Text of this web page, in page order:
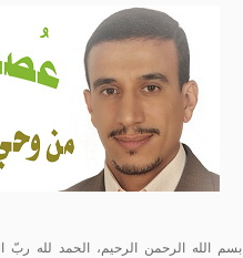
بسم الله الرحمن الرحيم، الحمد لله ربّ